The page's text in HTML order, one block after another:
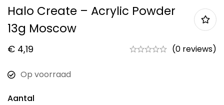
Halo Create – Acrylic Powder
13g Moscow
€ 4,19 (0 reviews)
Op voorraad
Aantal